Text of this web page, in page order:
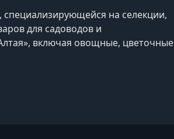
на селекции,
для садоводов и
включая овощные,
ассортименте и
и заним